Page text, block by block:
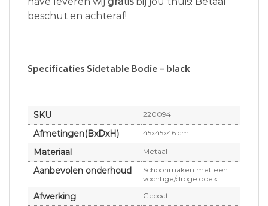
beschut en achteraf!
Specificaties Sidetable Bodie – black
SKU 220094
Afmetingen(BxDxH) 45x45x46 cm
Materiaal Metaal
Aanbevolen onderhoud
Schoonmaken met een
vochtige/droge doek
Afwerking Gecoat